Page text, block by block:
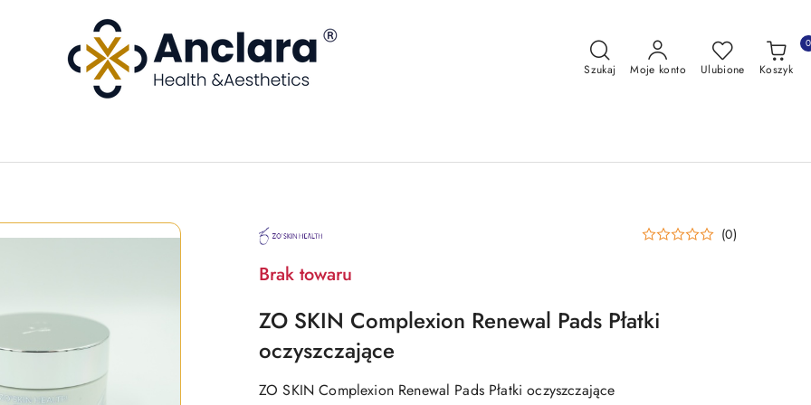
Szukaj Moje konto Ulubione Koszyk
0
NAZWA
PRODUCENTA:
SKIN
(0)
Brak towaru
ZO SKIN Complexion Renewal Pads Płatki
oczyszczające
ZO SKIN Complexion Renewal Pads Płatki oczyszczające